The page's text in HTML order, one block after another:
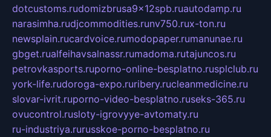
dotcustoms.rudomizbrusa9x12spb.ruautodamp.ru
narasimha.rudjcommodities.runv750.rux-ton.ru
newsplain.rucardvoice.rumodopaper.rumanunae.ru
gbget.rualfeihavsalnassr.rumadoma.rutajuncos.ru
petrovkasports.ruporno-online-besplatno.rusplclub.ru
york-life.rudoroga-expo.ruribery.rucleanmedicine.ru
slovar-ivrit.ruporno-video-besplatno.ruseks-365.ru
ovucontrol.rusloty-igrovyye-avtomaty.ru
ru-industriya.rurusskoe-porno-besplatno.ru